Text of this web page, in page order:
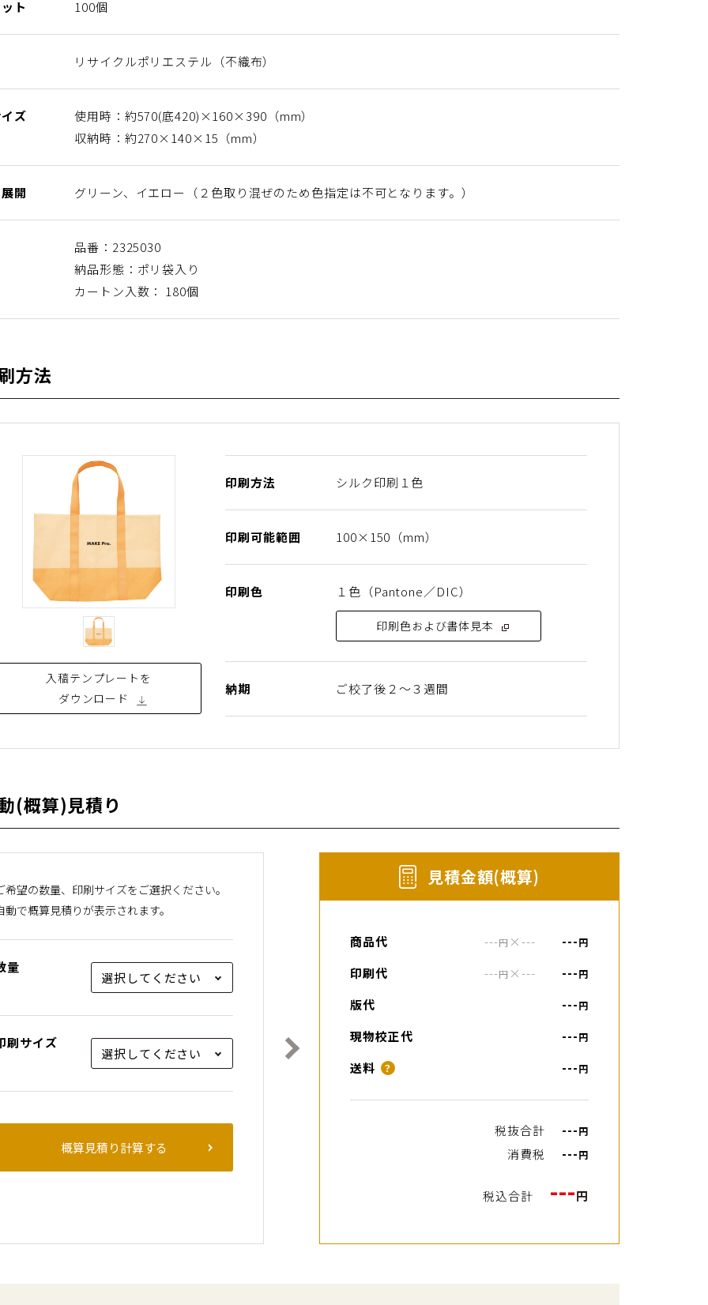
ト 100個
リサイクルポリエステル（不織布）
ズ
使用時：約570(底420)×160×390（mm）
収納時：約270×140×15（mm）
開 グリーン、イエロー（２色取り混ぜのため色指定は不可となります。）
品番：2325030
納品形態：ポリ袋入り
カートン入数： 180個
方法
入稿テンプレートを
ダウンロード
印刷方法 シルク印刷１色
印刷可能範囲 100×150（mm）
印刷色 １色（Pantone／DIC）
印刷色および書体見本
納期 ご校了後２〜３週間
(概算)⾒積り
希望の数量、印刷サイズをご選択ください。
動で概算⾒積りが表⽰されます。
量
刷サイズ
概算見積り計算する
⾒積⾦額(概算)
商品代 ---円 ×--- ---円
印刷代 ---円 ×--- ---円
版代 ---円
現物校正代 ---円
送料 ？ ---円
税抜合計 ---円
消費税 ---円
税込合計 ---円